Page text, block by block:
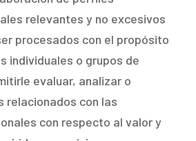
relevantes y no excesivos
procesados ​​con el propósito
individuales o grupos de
evaluar, analizar o
relacionados con las
con respecto al valor y